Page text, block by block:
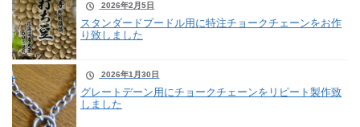
2026年2月5日
スタンダードプードル用に特注チョークチェーンをお作
り致しました
2026年1月30日
グレートデーン用にチョークチェーンをリピート製作致
しました